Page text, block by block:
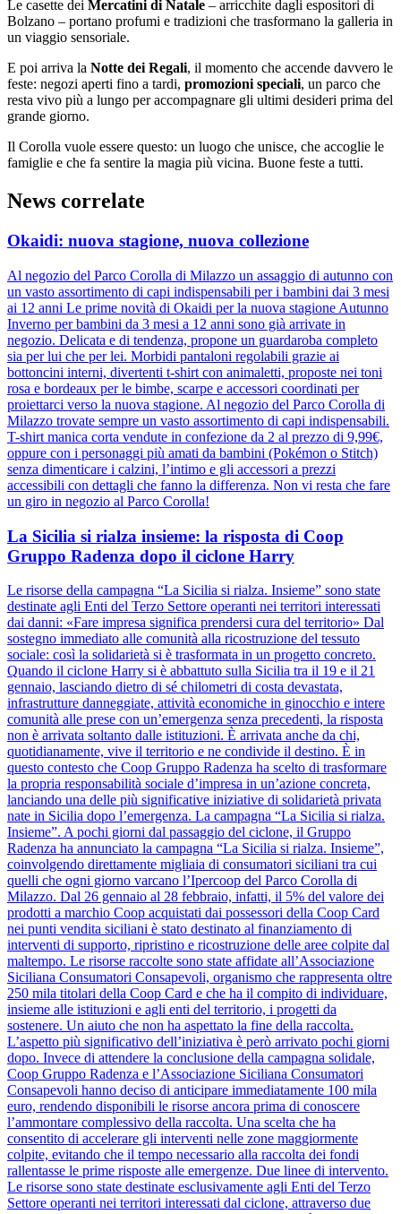
Le casette dei Mercatini di Natale – arricchite dagli espositori di
Bolzano – portano profumi e tradizioni che trasformano la galleria in
un viaggio sensoriale.
E poi arriva la Notte dei Regali, il momento che accende davvero le
feste: negozi aperti fino a tardi, promozioni speciali, un parco che
resta vivo più a lungo per accompagnare gli ultimi desideri prima del
grande giorno.
Il Corolla vuole essere questo: un luogo che unisce, che accoglie le
famiglie e che fa sentire la magia più vicina. Buone feste a tutti.
News correlate
Okaidi: nuova stagione, nuova collezione
Al negozio del Parco Corolla di Milazzo un assaggio di autunno con
un vasto assortimento di capi indispensabili per i bambini dai 3 mesi
ai 12 anni Le prime novità di Okaidi per la nuova stagione Autunno
Inverno per bambini da 3 mesi a 12 anni sono già arrivate in
negozio. Delicata e di tendenza, propone un guardaroba completo
sia per lui che per lei. Morbidi pantaloni regolabili grazie ai
bottoncini interni, divertenti t-shirt con animaletti, proposte nei toni
rosa e bordeaux per le bimbe, scarpe e accessori coordinati per
proiettarci verso la nuova stagione. Al negozio del Parco Corolla di
Milazzo trovate sempre un vasto assortimento di capi indispensabili.
T-shirt manica corta vendute in confezione da 2 al prezzo di 9,99€,
oppure con i personaggi più amati da bambini (Pokémon o Stitch)
senza dimenticare i calzini, l’intimo e gli accessori a prezzi
accessibili con dettagli che fanno la differenza. Non vi resta che fare
un giro in negozio al Parco Corolla!
La Sicilia si rialza insieme: la risposta di Coop
Gruppo Radenza dopo il ciclone Harry
Le risorse della campagna “La Sicilia si rialza. Insieme” sono state
destinate agli Enti del Terzo Settore operanti nei territori interessati
dai danni: «Fare impresa significa prendersi cura del territorio» Dal
sostegno immediato alle comunità alla ricostruzione del tessuto
sociale: così la solidarietà si è trasformata in un progetto concreto.
Quando il ciclone Harry si è abbattuto sulla Sicilia tra il 19 e il 21
gennaio, lasciando dietro di sé chilometri di costa devastata,
infrastrutture danneggiate, attività economiche in ginocchio e intere
comunità alle prese con un’emergenza senza precedenti, la risposta
non è arrivata soltanto dalle istituzioni. È arrivata anche da chi,
quotidianamente, vive il territorio e ne condivide il destino. È in
questo contesto che Coop Gruppo Radenza ha scelto di trasformare
la propria responsabilità sociale d’impresa in un’azione concreta,
lanciando una delle più significative iniziative di solidarietà privata
nate in Sicilia dopo l’emergenza. La campagna “La Sicilia si rialza.
Insieme”. A pochi giorni dal passaggio del ciclone, il Gruppo
Radenza ha annunciato la campagna “La Sicilia si rialza. Insieme”,
coinvolgendo direttamente migliaia di consumatori siciliani tra cui
quelli che ogni giorno varcano l’Ipercoop del Parco Corolla di
Milazzo. Dal 26 gennaio al 28 febbraio, infatti, il 5% del valore dei
prodotti a marchio Coop acquistati dai possessori della Coop Card
nei punti vendita siciliani è stato destinato al finanziamento di
interventi di supporto, ripristino e ricostruzione delle aree colpite dal
maltempo. Le risorse raccolte sono state affidate all’Associazione
Siciliana Consumatori Consapevoli, organismo che rappresenta oltre
250 mila titolari della Coop Card e che ha il compito di individuare,
insieme alle istituzioni e agli enti del territorio, i progetti da
sostenere. Un aiuto che non ha aspettato la fine della raccolta.
L’aspetto più significativo dell’iniziativa è però arrivato pochi giorni
dopo. Invece di attendere la conclusione della campagna solidale,
Coop Gruppo Radenza e l’Associazione Siciliana Consumatori
Consapevoli hanno deciso di anticipare immediatamente 100 mila
euro, rendendo disponibili le risorse ancora prima di conoscere
l’ammontare complessivo della raccolta. Una scelta che ha
consentito di accelerare gli interventi nelle zone maggiormente
colpite, evitando che il tempo necessario alla raccolta dei fondi
rallentasse le prime risposte alle emergenze. Due linee di intervento.
Le risorse sono state destinate esclusivamente agli Enti del Terzo
Settore operanti nei territori interessati dal ciclone, attraverso due